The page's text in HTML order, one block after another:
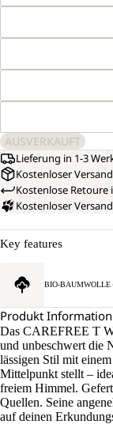
AUSVERKAUFT
Lieferung in 1-3
Kostenloser
Kostenlose Retoure
Kostenloser
Key features
BIO-BAUMWOLLE
Produkt Information
Das CAREFREE T
und unbeschwert die
lässigen Stil mit
Mittelpunkt stellt –
freiem Himmel.
Quellen. Seine
auf deinen